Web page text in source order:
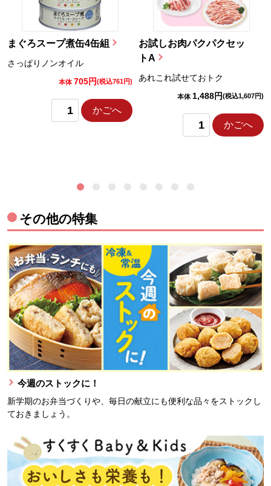
まぐろスープ煮缶4缶組
さっぱりノンオイル
本体 705円(税込761円)
かごへ
お試しお肉パクパクセッ
トA
あれこれ試せておトク
本体 1,488円(税込1,607円)
かごへ
その他の特集
今週のストックに！
新学期のお弁当づくりや、毎日の献立にも便利な品々をストックし
ておきましょう。